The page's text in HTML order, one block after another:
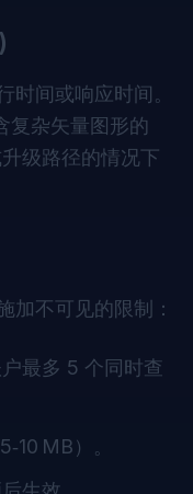
时间或响应时间。
复杂矢量图形的
级路径的情况下
加不可见的限制：
户最多 5 个同时查
MB）。